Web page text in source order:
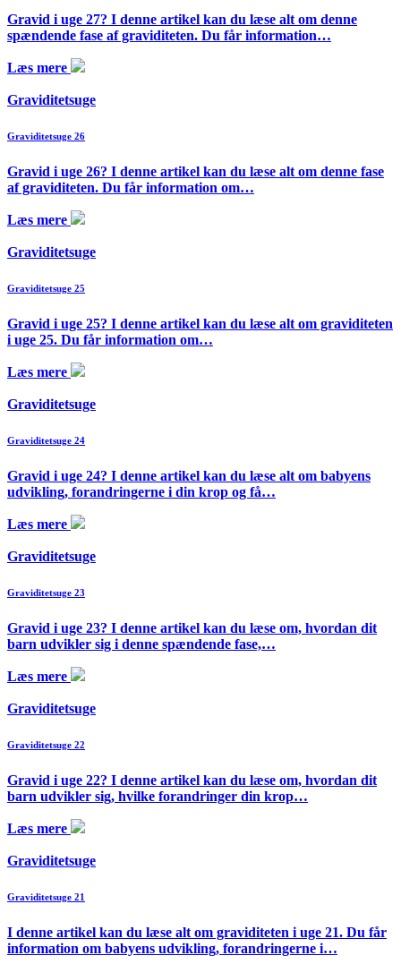
Gravid i uge 27? I denne artikel kan du læse alt om denne
spændende fase af graviditeten. Du får information…
Læs mere
Graviditetsuge
Graviditetsuge 26
Gravid i uge 26? I denne artikel kan du læse alt om denne fase
af graviditeten. Du får information om…
Læs mere
Graviditetsuge
Graviditetsuge 25
Gravid i uge 25? I denne artikel kan du læse alt om graviditeten
i uge 25. Du får information om…
Læs mere
Graviditetsuge
Graviditetsuge 24
Gravid i uge 24? I denne artikel kan du læse alt om babyens
udvikling, forandringerne i din krop og få…
Læs mere
Graviditetsuge
Graviditetsuge 23
Gravid i uge 23? I denne artikel kan du læse om, hvordan dit
barn udvikler sig i denne spændende fase,…
Læs mere
Graviditetsuge
Graviditetsuge 22
Gravid i uge 22? I denne artikel kan du læse om, hvordan dit
barn udvikler sig, hvilke forandringer din krop…
Læs mere
Graviditetsuge
Graviditetsuge 21
I denne artikel kan du læse alt om graviditeten i uge 21. Du får
information om babyens udvikling, forandringerne i…